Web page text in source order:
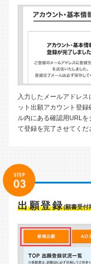
入力したメールアドレス
ット出願アカウント登録
ル内にある確認用URLを
て登録を完了させてくだ
出願登録(願書受付